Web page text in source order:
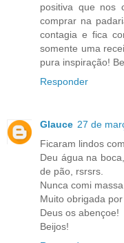
positiva que nos
comprar na
contagia e fica
somente uma
pura inspiração!
Responder
Glauce 27 de
Ficaram lindos
Deu água na
de pão, rsrsrs.
Nunca comi
Muito obrigada
Deus os abençoe!
Beijos!